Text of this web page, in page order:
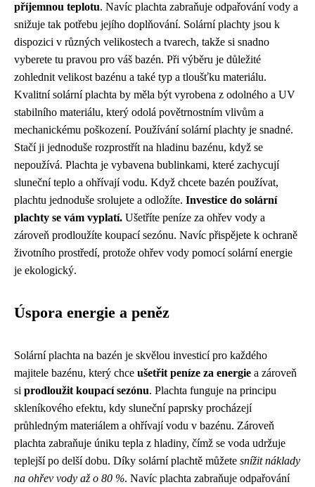
příjemnou teplotu. Navíc plachta zabraňuje odpařování vody a
snižuje tak potřebu jejího doplňování. Solární plachty jsou k
dispozici v různých velikostech a tvarech, takže si snadno
vyberete tu pravou pro váš bazén. Při výběru je důležité
zohlednit velikost bazénu a také typ a tloušťku materiálu.
Kvalitní solární plachta by měla být vyrobena z odolného a UV
stabilního materiálu, který odolá povětrnostním vlivům a
mechanickému poškození. Používání solární plachty je snadné.
Stačí ji jednoduše rozprostřít na hladinu bazénu, když se
nepoužívá. Plachta je vybavena bublinkami, které zachycují
sluneční teplo a ohřívají vodu. Když chcete bazén používat,
plachtu jednoduše srolujete a odložíte. Investice do solární
plachty se vám vyplatí. Ušetříte peníze za ohřev vody a
zároveň prodloužíte koupací sezónu. Navíc přispějete k ochraně
životního prostředí, protože ohřev vody pomocí solární energie
je ekologický.
Úspora energie a peněz
Solární plachta na bazén je skvělou investicí pro každého
majitele bazénu, který chce ušetřit peníze za energie a zároveň
si prodloužit koupací sezónu. Plachta funguje na principu
skleníkového efektu, kdy sluneční paprsky procházejí
průhledným materiálem a ohřívají vodu v bazénu. Zároveň
plachta zabraňuje úniku tepla z hladiny, čímž se voda udržuje
teplejší po delší dobu. Díky solární plachtě můžete snížit náklady
na ohřev vody až o 80 %. Navíc plachta zabraňuje odpařování